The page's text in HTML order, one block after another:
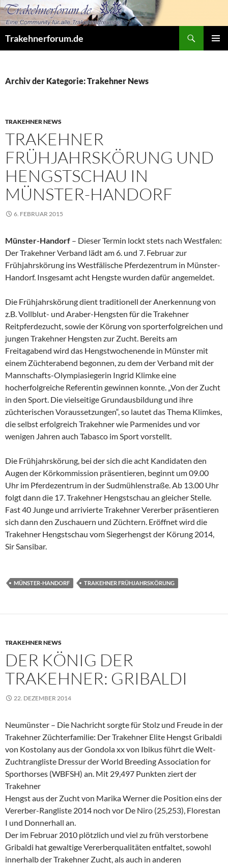
Zum
Inhalt
Trakehnerforum.de
Archiv der Kategorie: Trakehner News
TRAKEHNER NEWS
TRAKEHNER
FRÜHJAHRSKÖRUNG UND
HENGSTSCHAU IN
MÜNSTER-HANDORF
6. FEBRUAR 2015
Münster-Handorf – Dieser Termin lockt stets nach Westfalen:
Der Trakehner Verband lädt am 6. und 7. Februar zur
Frühjahrskörung ins Westfälische Pferdezentrum in Münster-
Handorf. Insgesamt acht Hengste wurden dafür angemeldet.
Die Frühjahrskörung dient traditionell der Anerkennung von
z.B. Vollblut- und Araber-Hengsten für die Trakehner
Reitpferdezucht, sowie der Körung von sporterfolgreichen und
jungen Trakehner Hengsten zur Zucht. Bereits am
Freitagabend wird das Hengstwochenende in Münster mit
einem Züchterabend begonnen, zu dem der Verband mit der
Mannschafts-Olympiasiegerin Ingrid Klimke eine
hocherfolgreiche Referentin gewinnen konnte. „Von der Zucht
in den Sport. Die vielseitige Grundausbildung und ihre
züchterischen Voraussetzungen“, so lautet das Thema Klimkes,
die selbst erfolgreich Trakehner wie Parmenides und vor
wenigen Jahren auch Tabasco im Sport vorstellt.
Die Frühjahrskörung, bei der sich die acht Kandidaten den
Augen der Körkommission präsentieren, beginnt um 09.00
Uhr im Pferdezentrum in der Sudmühlenstraße. Ab 13.00 Uhr
folgt dann die 17. Trakehner Hengstschau an gleicher Stelle.
Fast 40 Junge und arrivierte Trakehner Vererber präsentieren
sich dann den Zuschauern und Züchtern. Eröffnet wird die
Trakehner Hengstschau vom Siegerhengst der Körung 2014,
Sir Sansibar.
MÜNSTER-HANDORF TRAKEHNER FRÜHJAHRSKÖRUNG
TRAKEHNER NEWS
DER KÖNIG DER
TRAKEHNER: GRIBALDI
22. DEZEMBER 2014
Neumünster – Die Nachricht sorgte für Stolz und Freude in der
Trakehner Züchterfamilie: Der Trakehner Elite Hengst Gribaldi
von Kostolany aus der Gondola xx von Ibikus führt die Welt-
Zuchtrangliste Dressur der World Breeding Association for
Sporthorses (WBFSH) an. Mit 29,497 Punkten ziert der
Trakehner
Hengst aus der Zucht von Marika Werner die Position eins der
Vererber-Rangliste 2014 noch vor De Niro (25,253), Florestan
I und Donnerhall an.
Der im Februar 2010 plötzlich und viel zu früh verstorbene
Gribaldi hat gewaltige Vererberqualitäten entfaltet, sowohl
innerhalb der Trakehner Zucht, als auch in anderen